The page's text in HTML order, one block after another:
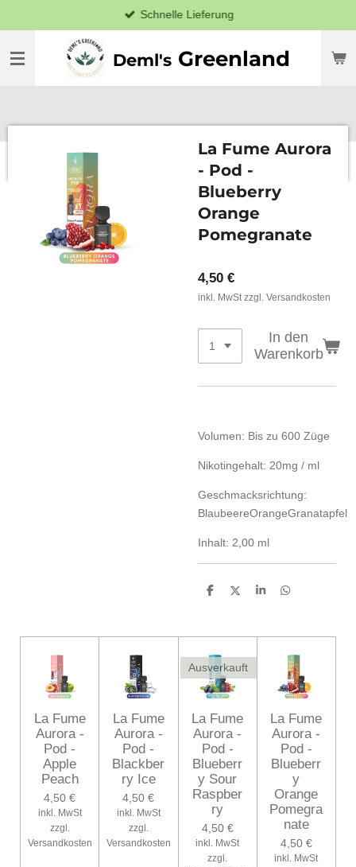
Hauptinhalt
springen
Deml's Greenland
Schnelle Lieferung
La Fume Aurora
- Pod -
Blueberry
Orange
Pomegranate
4,50 €
inkl. MwSt zzgl. Versandkosten
In den
Warenkorb
Volumen: Bis zu 600 Züge
Nikotingehalt: 20mg / ml
Geschmacksrichtung:
BlaubeereOrangeGranatapfel
Inhalt: 2,00 ml
T
e
T
e
T
e
T
e
La Fume
Aurora -
Pod -
Apple
Peach
4,50 €
inkl. MwSt
zzgl.
Versandkosten
La Fume
Aurora -
Pod -
Blackber
ry Ice
4,50 €
inkl. MwSt
zzgl.
Versandkosten
Ausverkauft
La Fume
Aurora -
Pod -
Blueberr
y Sour
Raspber
ry
4,50 €
inkl. MwSt
zzgl.
La Fume
Aurora -
Pod -
Blueberr
y
Orange
Pomegra
nate
4,50 €
inkl. MwSt